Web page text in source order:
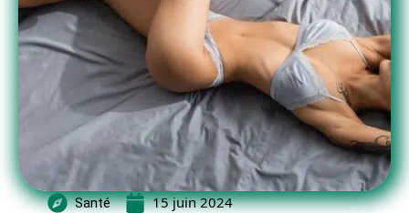
Santé 15 juin 2024